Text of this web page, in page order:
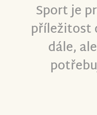
Sport je
příležitost
dále,